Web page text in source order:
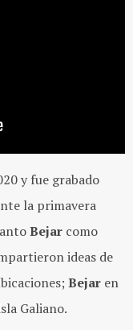
y fue grabado
la primavera
Bejar como
ideas de
Bejar en
Galiano.